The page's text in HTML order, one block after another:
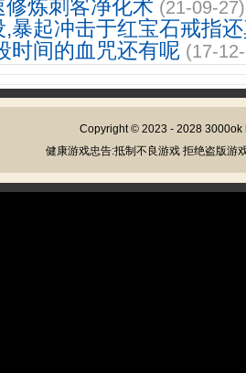
炼刺客净化术 (21-09-27)
暴起冲击于红宝石戒指
时间的血咒还有呢 (17-
Copyright © 2023 - 2028 3000ok
健康游戏忠告:抵制不良游戏 拒绝盗版游